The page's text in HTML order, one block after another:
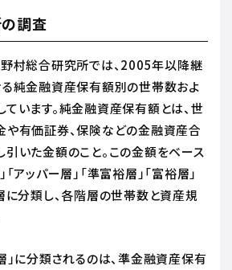
調査
野村総合研究所では、2005年以降継
る純金融資産保有額別の世帯数およ
います。純金融資産保有額とは、世
や有価証券、保険などの金融資産合
いた金額のこと。この金額をベース
アッパー層」「準富裕層」「富裕層」
に分類し、各階層の世帯数と資産規
」に分類されるのは、準金融資産保有